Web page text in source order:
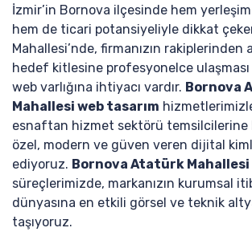
İzmir’in Bornova ilçesinde hem
hem de ticari potansiyeliyle dikkat
Mahallesi’nde, firmanızın rakiplerinden
hedef kitlesine profesyonelce
web varlığına ihtiyacı vardır. Bornova
Mahallesi web tasarım
esnaftan hizmet sektörü temsilcilerine
özel, modern ve güven veren dijital
ediyoruz. Bornova Atatürk Mahallesi
süreçlerimizde, markanızın kurumsal
dünyasına en etkili görsel ve teknik
taşıyoruz.